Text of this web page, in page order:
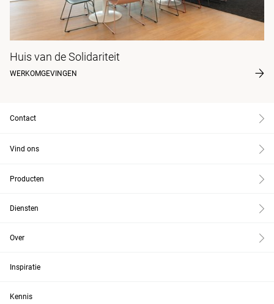
Huis van de Solidariteit
WERKOMGEVINGEN
Contact
Vind ons
Producten
Diensten
Over
Inspiratie
Kennis